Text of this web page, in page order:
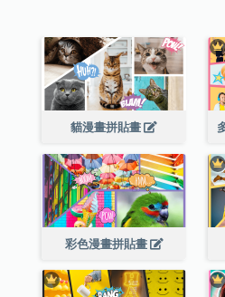
貓漫畫拼貼畫
彩色漫畫拼貼畫